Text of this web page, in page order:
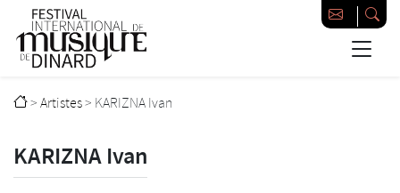
Passer au contenu principal
Festival international de musique de Dinard
>Artistes> KARIZNA Ivan
KARIZNA Ivan